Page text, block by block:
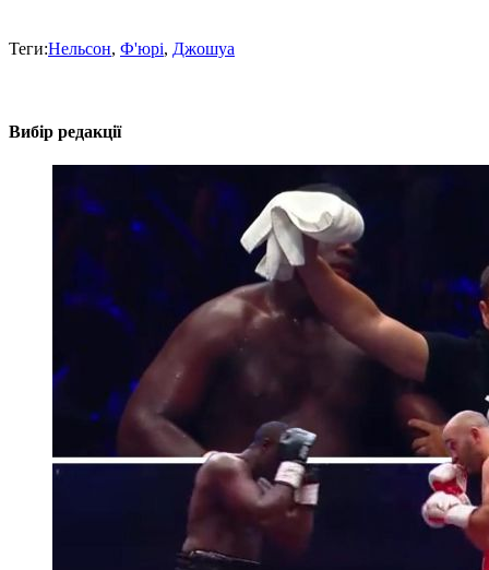
Теги:Нельсон, Ф'юрі, Джошуа
Вибір редакції